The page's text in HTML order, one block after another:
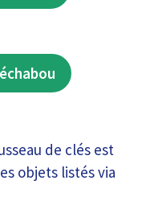
de clés est
objets listés via